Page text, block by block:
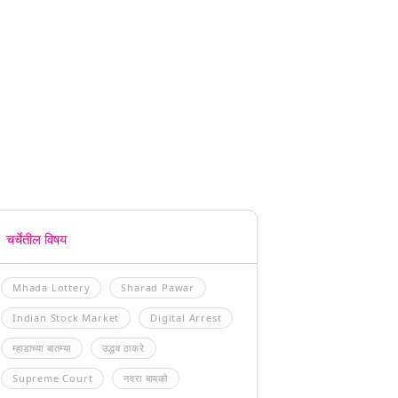
चर्चेतील विषय
Mhada Lottery Sharad Pawar
Indian Stock Market Digital Arrest
म्हाडाच्या बातम्या उद्धव ठाकरे
Supreme Court नवरा बायको